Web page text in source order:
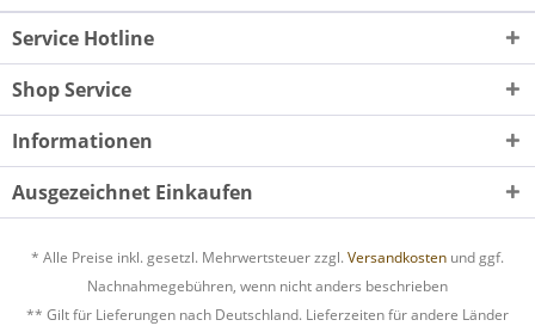
Service Hotline
Shop Service
Informationen
Ausgezeichnet Einkaufen
* Alle Preise inkl. gesetzl. Mehrwertsteuer zzgl. Versandkosten und ggf.
Nachnahmegebühren, wenn nicht anders beschrieben
** Gilt für Lieferungen nach Deutschland. Lieferzeiten für andere Länder